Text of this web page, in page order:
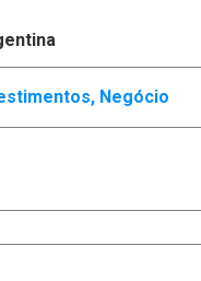
, Negócio